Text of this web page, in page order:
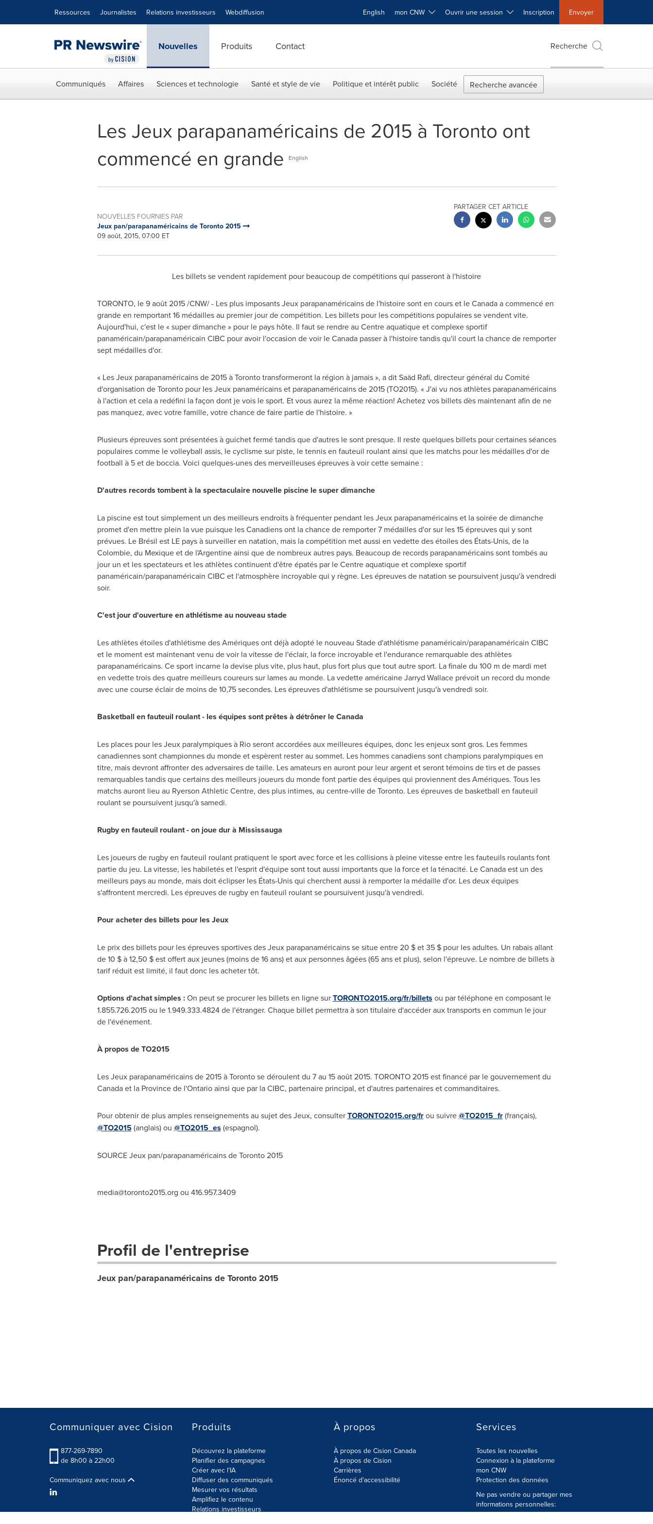
Ressources Journalistes Relations investisseurs Webdiffusion English mon CNW Ouvrir une session Inscription Envoyer
Nouvelles Produits Contact Recherche
Communiqués Affaires Sciences et technologie Santé et style de vie Politique et intérêt public Société Recherche avancée
Les Jeux parapanaméricains de 2015 à Toronto ont
commencé en grande
English
NOUVELLES FOURNIES PAR
Jeux pan/parapanaméricains de Toronto 2015
09 août, 2015, 07:00 ET
PARTAGER CET ARTICLE
Les billets se vendent rapidement pour beaucoup de compétitions qui passeront à l'histoire
TORONTO, le 9 août 2015 /CNW/ - Les plus imposants Jeux parapanaméricains de l'histoire sont en cours et le Canada a commencé en
grande en remportant 16 médailles au premier jour de compétition. Les billets pour les compétitions populaires se vendent vite.
Aujourd'hui, c'est le « super dimanche » pour le pays hôte. Il faut se rendre au Centre aquatique et complexe sportif
panaméricain/parapanaméricain CIBC pour avoir l'occasion de voir le Canada passer à l'histoire tandis qu'il court la chance de remporter
sept médailles d'or.
« Les Jeux parapanaméricains de 2015 àTorontotransformeront la région à jamais », a dit Saäd Rafi, directeur général du Comité
d'organisation deTorontopour les Jeux panaméricains et parapanaméricains de 2015 (TO2015). « J'ai vu nos athlètes parapanaméricains
à l'action et cela a redéfini la façon dont je vois le sport. Et vous aurez la même réaction! Achetez vos billets dès maintenant afin de ne
pas manquez, avec votre famille, votre chance de faire partie de l'histoire. »
Plusieurs épreuves sont présentées à guichet fermé tandis que d'autres le sont presque. Il reste quelques billets pour certaines séances
populaires comme le volleyball assis, le cyclisme sur piste, le tennis en fauteuil roulant ainsi que les matchs pour les médailles d'or de
football à 5 et de boccia. Voici quelques-unes des merveilleuses épreuves à voir cette semaine :
D'autres records tombent à la spectaculaire nouvelle piscine le super dimanche
La piscine est tout simplement un des meilleurs endroits à fréquenter pendant les Jeux parapanaméricains et la soirée de dimanche
promet d'en mettre plein la vue puisque les Canadiens ont la chance de remporter 7 médailles d'or sur les 15 épreuves qui y sont
prévues. Le Brésil est LE pays à surveiller en natation, mais la compétition met aussi en vedette des étoiles des États-Unis, de la
Colombie, du Mexique et de l'Argentine ainsi que de nombreux autres pays. Beaucoup de records parapanaméricains sont tombés au
jour un et les spectateurs et les athlètes continuent d'être épatés par le Centre aquatique et complexe sportif
panaméricain/parapanaméricain CIBC et l'atmosphère incroyable qui y règne. Les épreuves de natation se poursuivent jusqu'à vendredi
soir.
C'est jour d'ouverture en athlétisme au nouveau stade
Les athlètes étoiles d'athlétisme des Amériques ont déjà adopté le nouveau Stade d'athlétisme panaméricain/parapanaméricain CIBC
et le moment est maintenant venu de voir la vitesse de l'éclair, la force incroyable et l'endurance remarquable des athlètes
parapanaméricains. Ce sport incarne la devise plus vite, plus haut, plus fort plus que tout autre sport. La finale du 100 m de mardi met
en vedette trois des quatre meilleurs coureurs sur lames au monde. La vedette américaineJarryd Wallaceprévoit un record du monde
avec une course éclair de moins de 10,75 secondes. Les épreuves d'athlétisme se poursuivent jusqu'à vendredi soir.
Basketball en fauteuil roulant - les équipes sont prêtes à détrôner le Canada
Les places pour les Jeux paralympiques à Rio seront accordées aux meilleures équipes, donc les enjeux sont gros. Les femmes
canadiennes sont championnes du monde et espèrent rester au sommet. Les hommes canadiens sont champions paralympiques en
titre, mais devront affronter des adversaires de taille. Les amateurs en auront pour leur argent et seront témoins de tirs et de passes
remarquables tandis que certains des meilleurs joueurs du monde font partie des équipes qui proviennent des Amériques. Tous les
matchs auront lieu au Ryerson Athletic Centre, des plus intimes, au centre-ville deToronto. Les épreuves de basketball en fauteuil
roulant se poursuivent jusqu'à samedi.
Rugby en fauteuil roulant - on joue dur à Mississauga
Les joueurs de rugby en fauteuil roulant pratiquent le sport avec force et les collisions à pleine vitesse entre les fauteuils roulants font
partie du jeu. La vitesse, les habiletés et l'esprit d'équipe sont tout aussi importants que la force et la ténacité. Le Canadaest un des
meilleurs pays au monde, mais doit éclipser les États-Unis qui cherchent aussi à remporter la médaille d'or. Les deux équipes
s'affrontent mercredi. Les épreuves de rugby en fauteuil roulant se poursuivent jusqu'à vendredi.
Pour acheter des billets pour les Jeux
Le prix des billets pour les épreuves sportives des Jeux parapanaméricains se situe entre 20 $ et 35 $ pour les adultes. Un rabais allant
de 10 $ à 12,50 $ est offert aux jeunes (moins de 16 ans) et aux personnes âgées (65 ans et plus), selon l'épreuve. Le nombre de billets à
tarif réduit est limité, il faut donc les acheter tôt.
Options d'achat simples :On peut se procurer les billets en ligne surTORONTO2015.org/fr/billets ou par téléphone en composant le
1.855.726.2015 ou le 1.949.333.4824 de l'étranger. Chaque billet permettra à son titulaire d'accéder aux transports en commun le jour
de l'événement.
À propos de TO2015
Les Jeux parapanaméricains de 2015 àTorontose déroulent du 7 au 15 août 2015. TORONTO2015 est financé par le gouvernement du
Canada et la Province de l'Ontarioainsi que par la CIBC, partenaire principal, et d'autres partenaires et commanditaires.
Pour obtenir de plus amples renseignements au sujet des Jeux, consulterTORONTO2015.org/frou suivre@TO2015_fr(français),
@TO2015(anglais) ou @TO2015_es (espagnol).
SOURCE Jeux pan/parapanaméricains deToronto2015
media@toronto2015.org ou 416.957.3409
Profil de l'entreprise
Jeux pan/parapanaméricains de Toronto 2015
Communiquer avec Cision
877-269-7890
de 8h00 à 22h00
Communiquez avec nous
Produits
Découvrez la plateforme
Planifier des campagnes
Créer avec l'IA
Diffuser des communiqués
Mesurer vos résultats
Amplifiez le contenu
Relations investisseurs
À propos
À propos de Cision Canada
À propos de Cision
Carrières
Énoncé d'accessibilité
Services
Toutes les nouvelles
Connexion à la plateforme
mon CNW
Protection des données
Ne pas vendre ou partager mes
informations personnelles: